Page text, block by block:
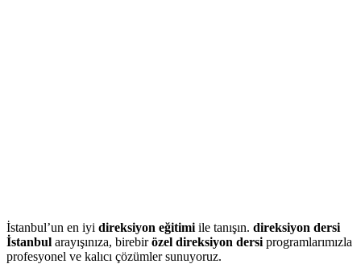
İstanbul’un en iyi direksiyon eğitimi ile tanışın. direksiyon dersi
İstanbul arayışınıza, birebirözel direksiyon dersi programlarımızla
profesyonel ve kalıcı çözümler sunuyoruz.